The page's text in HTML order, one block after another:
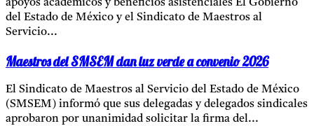
apoyos académicos y beneficios asistenciales El Gobierno
del Estado de México y el Sindicato de Maestros al
Servicio...
Maestros del SMSEM dan luz verde a convenio 2026
El Sindicato de Maestros al Servicio del Estado de México
(SMSEM) informó que sus delegadas y delegados sindicales
aprobaron por unanimidad solicitar la firma del...